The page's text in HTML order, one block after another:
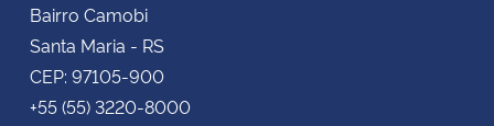
Bairro Camobi
Santa Maria - RS
CEP: 97105-900
+55 (55) 3220-8000